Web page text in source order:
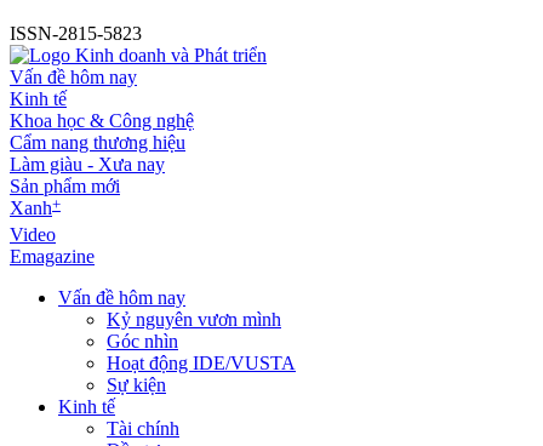
ISSN-2815-5823
Vấn đề hôm nay
Kinh tế
Khoa học & Công nghệ
Cẩm nang thương hiệu
Làm giàu - Xưa nay
Sản phẩm mới
Xanh+
Video
Emagazine
Vấn đề hôm nay
Kỷ nguyên vươn mình
Góc nhìn
Hoạt động IDE/VUSTA
Sự kiện
Kinh tế
Tài chính